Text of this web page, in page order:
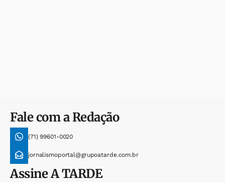
Fale com a Redação
(71) 99601-0020
jornalismoportal@grupoatarde.com.br
AssineA TARDE